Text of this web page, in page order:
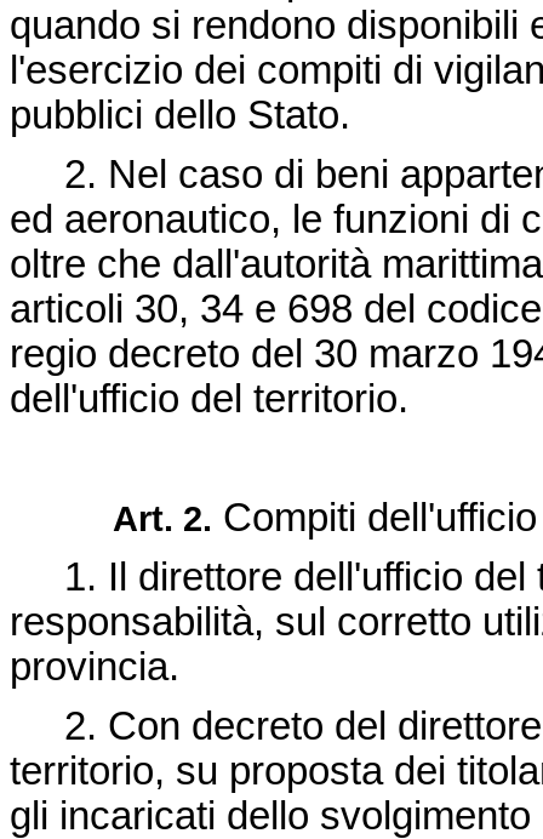
quando si rendono disponibili
l'esercizio dei compiti di
pubblici dello Stato.
2. Nel caso di beni
ed aeronautico, le funzioni di
oltre che dall'autorità
articoli 30, 34 e 698 del
regio decreto del 30 marzo
dell'ufficio del territorio.
Art. 2. Compiti
1. Il direttore dell'ufficio del
responsabilità, sul corretto
provincia.
2. Con decreto del
territorio, su proposta dei
gli incaricati dello